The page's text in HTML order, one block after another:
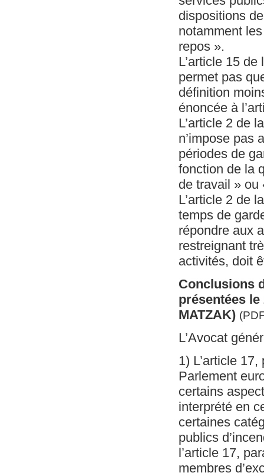
dispositions
notamment
repos ».
L’article 15
permet pas
définition
énoncée à
L’article 2 de
n’impose pas
périodes de
fonction de la
de travail » ou
L’article 2 de
temps de
répondre aux
restreignant
activités, doit
Conclusions
présentées le
MATZAK)
L’Avocat
1) L’article
Parlement
certains
interprété en
certaines
publics
l’article 17,
membres